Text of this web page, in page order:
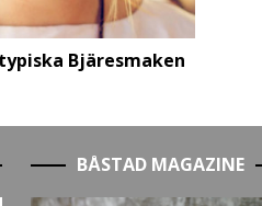
Bjäresmaken
BÅSTAD MAGAZINE